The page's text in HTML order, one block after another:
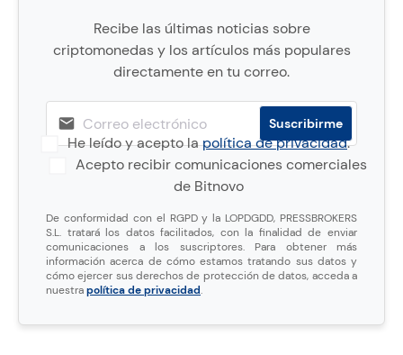
Recibe las últimas noticias sobre
criptomonedas y los artículos más populares
directamente en tu correo.
He leído y acepto lapolítica de privacidad.
Acepto recibir comunicaciones comerciales
de Bitnovo
De conformidad con el RGPD y la LOPDGDD, PRESSBROKERS
S.L. tratará los datos facilitados, con la finalidad de enviar
comunicaciones a los suscriptores. Para obtener más
información acerca de cómo estamos tratando sus datos y
cómo ejercer sus derechos de protección de datos, acceda a
nuestrapolítica de privacidad.